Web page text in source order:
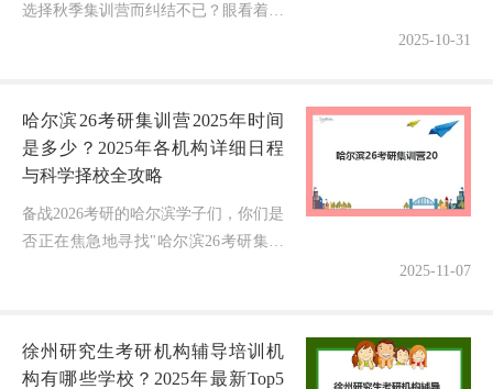
选择秋季集训营而纠结不已？眼看着考
沈...
2025-10-31
哈尔滨26考研集训营2025年时间
是多少？2025年各机构详细日程
与科学择校全攻略
备战2026考研的哈尔滨学子们，你们是
否正在焦急地寻找"哈尔滨26考研集训
2025-11-07
徐州研究生考研机构辅导培训机
构有哪些学校？2025年最新Top5